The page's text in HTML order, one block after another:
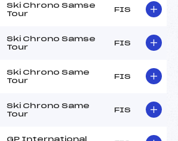
Ski Chrono Samse
Tour
FIS
Ski Chrono Samse
Tour
FIS
Ski Chrono Same
Tour
FIS
Ski Chrono Same
Tour
FIS
GP International